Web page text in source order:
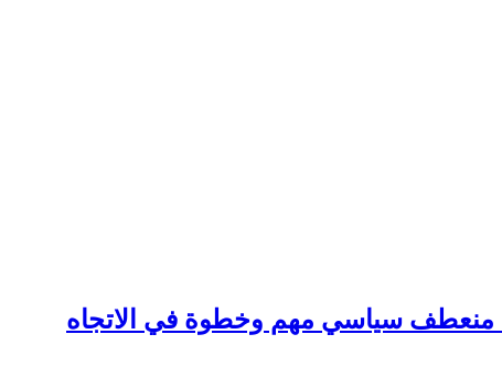
منعطف سياسي مهم وخطوة في الاتجاه